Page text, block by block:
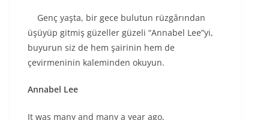
Genç yaşta, bir gece bulutun rüzgârından
üşüyüp gitmiş güzeller güzeli “Annabel Lee”yi,
buyurun siz de hem şairinin hem de
çevirmeninin kaleminden okuyun.
Annabel Lee
It was many and many a year ago,